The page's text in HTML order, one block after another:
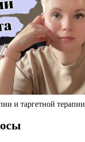
и таргетной терапии